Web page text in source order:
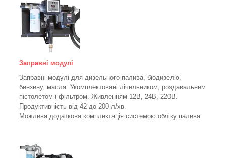
Заправні модулі
Заправні модулі для дизельного палива, біодизелю,
бензину, масла. Укомплектовані лічильником, роздавальним
пістолетом і фільтром. Живленням 12В, 24В, 220В.
Продуктивність від 42 до 200 л/хв.
Можлива додаткова комплектація системою обліку палива.